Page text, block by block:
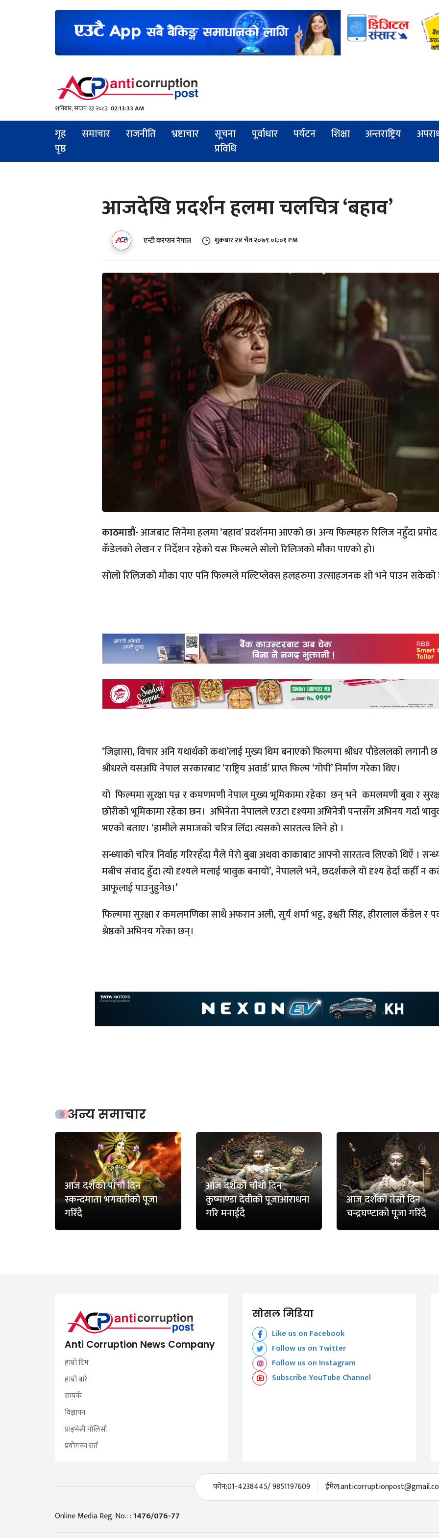
शनिबार, साउन २३ २०८३ 02:13:34 AM
गृह
पृष्ठ
समाचार राजनीति भ्रष्टाचार
सूचना
प्रविधि
पूर्वाधार पर्यटन शिक्षा अन्तराष्ट्रिय
आजदेखि प्रदर्शन हलमा चलचित्र ‘बहाव’
एन्टी करप्सन नेपाल शुक्रबार​ २४ चैत २०७९ ०६:०१ PM
काठमाडौं-आजबाट सिनेमा हलमा ‘बहाव’ प्रदर्शनमा आएको छ। अन्य फिल्महरु रिलिज नहुँदा प्रमोद
कँडेलको लेखन र निर्देशन रहेको यस फिल्मले सोलो रिलिजको मौका पाएको हो।
सोलो रिलिजको मौका पाए पनि फिल्मले मल्टिप्लेक्स हलहरुमा उत्साहजनक शो भने पाउन
‘जिज्ञासा, विचार अनि यथार्थको कथा’लाई मुख्य थिम बनाएको फिल्ममा श्रीधर पौडेललको लगानी
श्रीधरले यसअघि नेपाल सरकारबाट ‘राष्ट्रिय अवार्ड’ प्राप्त फिल्म ‘गोपी’ निर्माण गरेका थिए।
यो फिल्ममा सुरक्षा पन्न र कमणमणी नेपाल मुख्य भूमिकामा रहेका छन् भने कमलमणी बुवा र
छोरीको भूमिकामा रहेका छन। अभिनेता नेपालले एउटा दृश्यमा अभिनेत्री पन्तसँग अभिनय गर्दा
भएको बताए। ‘हामीले समाजको चरित्र लिँदा त्यसको सारतत्व लिने हो ।
सन्ध्याको चरित्र निर्वाह गरिरहँदा मैले मेरो बुबा अथवा काकाबाट आफ्नो सारतत्व लिएको थिएँ ।
मबीच संवाद हुँदा त्यो दृश्यले मलाई भावुक बनायो’, नेपालले भने, छदर्शकले यो दृश्य हेर्दा कहीँ न
आफूलाई पाउनुहुनेछ।’
फिल्ममा सुरक्षा र कमलमणिका साथै अफरान अली, सुर्य शर्मा भट्ट, इश्वरी सिंह, हीरालाल कँडेल र
श्रेष्ठको अभिनय गरेका छन्।
अन्य समाचार
आज दशैँको पाँचौ दिन
स्कन्दमाता भगवतीको पूजा
गरिँदै
आज दशैँको चौथो दिन
कुष्माण्डा देवीको पूजाआराधना
गरि मनाईदै
आज दशैँको तेस्रो दिन
चन्द्रघण्टाको पूजा गरिँदै
Anti Corruption News Company
हाम्रो टिम
हाम्रो बारे
सम्पर्क
विज्ञापन
प्राइभेसी पोलिसी
प्रयोगका सर्त
सोसल मिडिया
Like us on Facebook
Follow us on Twitter
Follow us on Instagram
Subscribe YouTube Channel
फोन:01-4238445/ 9851197609 ईमेल:
Online Media Reg. No.: :1476/076-77